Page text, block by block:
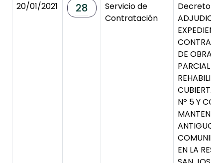
20/01/2021
28
Servicio de
Contratación
Decreto de
DE OBRAS
PARCIAL Y
CUBIERTAS
Nº 5 Y
ANTIGUO
EN LA